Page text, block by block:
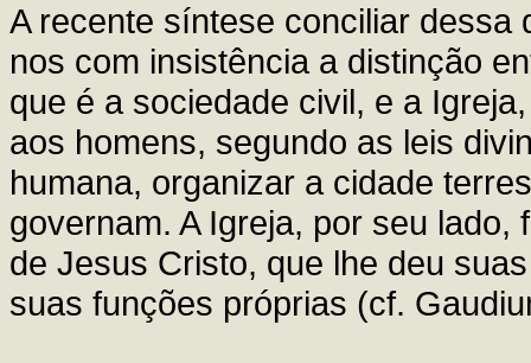
A recente síntese conciliar dessa
nos com insistência a distinção
que é a sociedade civil, e a
aos homens, segundo as leis
humana, organizar a cidade
governam. A Igreja, por seu
de Jesus Cristo, que lhe deu
suas funções próprias (cf.